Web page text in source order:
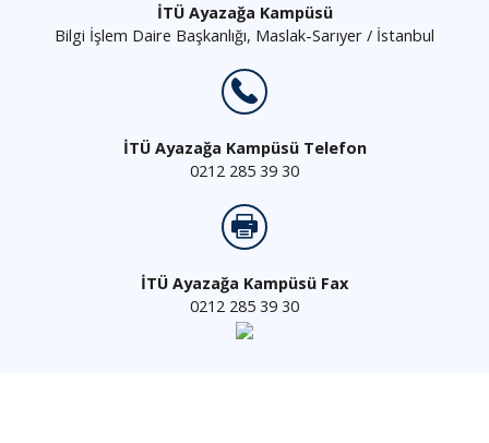
İTÜ Ayazağa Kampüsü
Bilgi İşlem Daire Başkanlığı, Maslak-Sarıyer / İstanbul
İTÜ Ayazağa Kampüsü Telefon
0212 285 39 30
İTÜ Ayazağa Kampüsü Fax
0212 285 39 30